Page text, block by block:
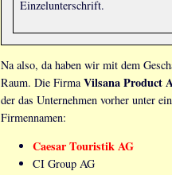
Einzelunterschrift.
Na also, da haben wir mit dem
Raum. Die FirmaVilsana Product
der das Unternehmen vorher unter
Firmennamen:
Caesar Touristik AG
CI Group AG